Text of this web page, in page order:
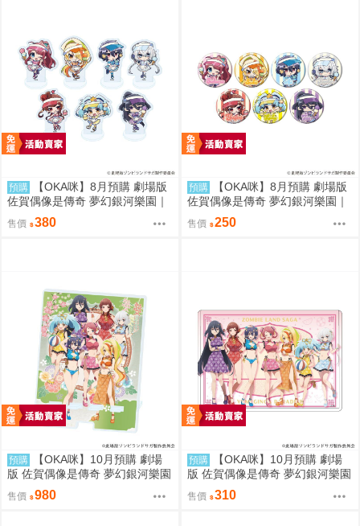
預購
【OKA咪】8月預購 劇場版
佐賀偶像是傳奇 夢幻銀河樂園｜
壓克力迷你立牌 盲抽(7種) 冰淇
淋店ver. 隨機一款
售價 380
預購
【OKA咪】8月預購 劇場版
佐賀偶像是傳奇 夢幻銀河樂園｜
徽章 02/盲抽(7種) 冰淇淋店ver.
隨機一款
售價 250
預購
【OKA咪】10月預購 劇場
版 佐賀偶像是傳奇 夢幻銀河樂園
｜大型壓克力手機架 01/集合款
旗袍泳裝ver.
售價 980
預購
【OKA咪】10月預購 劇場
版 佐賀偶像是傳奇 夢幻銀河樂園
｜角色透明收納夾 02/集合款 旗
袍泳裝ver.(新繪插畫)
售價 310